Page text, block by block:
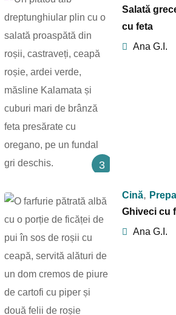
3
Salată
cu feta
Ana G.I.
Cină,
Ghiveci cu
Ana G.I.